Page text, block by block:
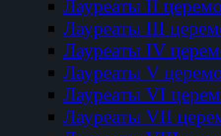
Лауреаты II
Лауреаты III
Лауреаты IV
Лауреаты V
Лауреаты VI
Лауреаты VII